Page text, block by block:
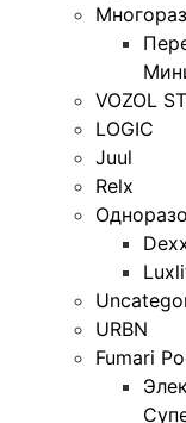
VOZOL
LOGIC
Juul
Relx
URBN
Fumari